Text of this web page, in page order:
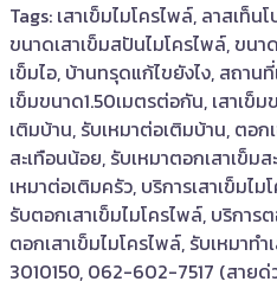
Tags: เสาเข็มไมโครไพล์, ลาสเท็
ขนาดเสาเข็มสปันไมโครไพล์, ขนา
เข็มไอ, บ้านทรุดแก้ไขยังไง, สถาน
เข็มขนาด1.50เมตรต่อกัน, เสาเข็
เติมบ้าน, รับเหมาต่อเติมบ้าน, ตอก
สะเทือนน้อย, รับเหมาตอกเสาเข็ม
เหมาต่อเติมครัว, บริการเสาเข็มไ
รับตอกเสาเข็มไมโครไพล์, บริการ
ตอกเสาเข็มไมโครไพล์, รับเหมาท
3010150, 062-602-7517 (สายด่